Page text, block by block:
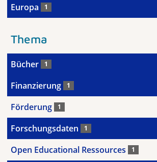
Europa 1
Thema
Bücher 1
Finanzierung 1
Förderung 1
Forschungsdaten 1
Open Educational Ressources 1